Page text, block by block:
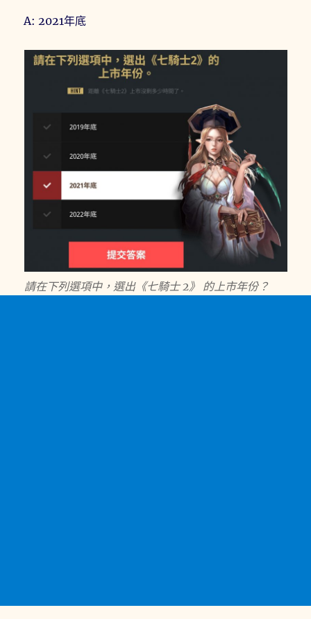
A: 2021年底
請在下列選項中，選出《七騎士 2》 的上市年份？